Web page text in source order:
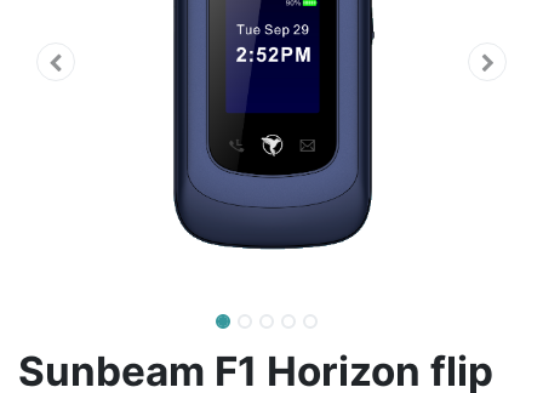
Sunbeam F1 Horizon flip